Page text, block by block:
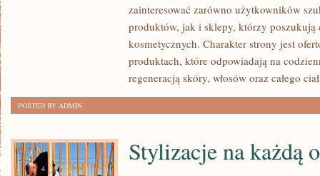
zainteresować zarówno użytkowników
produktów, jak i sklepy, którzy poszukują
kosmetycznych. Charakter strony jest
produktach, które odpowiadają na
regeneracją skóry, włosów oraz całego
POSTED BY ADMIN
Stylizacje na każdą